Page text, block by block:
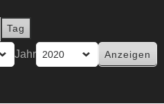
Tag
Jahr